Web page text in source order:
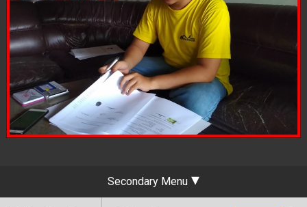
Secondary Menu